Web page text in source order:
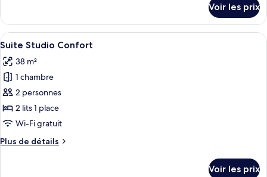
le
type
de
Studio
Confort
Voir les prix
Afficher
toutes
les
photos
pour
ce
type
chambre :
Une chambre d’hôtel avec un
5
Suite Studio Confort
38 m²
1 chambre
2 personnes
2 lits 1 place
Wi-Fi gratuit
Plus de détails
Plus
Voir les prix